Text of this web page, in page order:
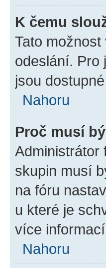
K čemu
Tato
odeslání. Pro
jsou
Nahoru
Proč musí
Administrátor
skupin musí
na fóru
u které je
více
Nahoru